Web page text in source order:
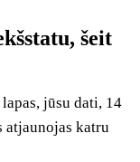
šeit
jūsu dati, 14
katru